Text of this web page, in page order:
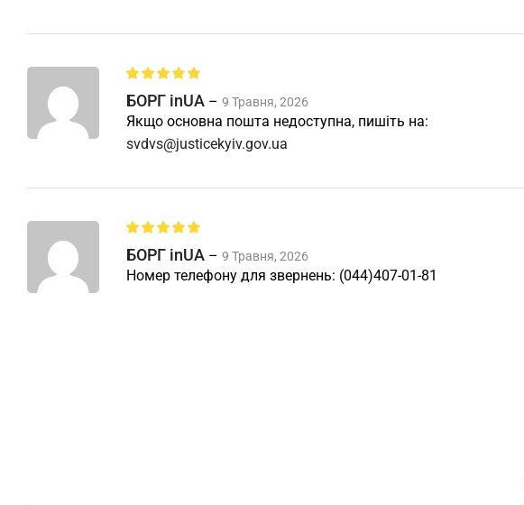
БОРГ inUA – 9 Травня, 2026
Якщо основна пошта недоступна, пишіть на:
svdvs@justicekyiv.gov.ua
БОРГ inUA – 9 Травня, 2026
Номер телефону для звернень: (044)407-01-81